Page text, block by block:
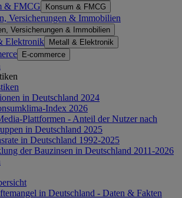
& FMCG Konsum & FMCG
Versicherungen & Immobilien
Versicherungen & Immobilien
Elektronik Metall & Elektronik
E-commerce
in Deutschland 2024
Index 2026
Plattformen - Anteil der Nutzer nach
in Deutschland 2025
in Deutschland 1992-2025
der Bauzinsen in Deutschland 2011-2026
in Deutschland - Daten & Fakten